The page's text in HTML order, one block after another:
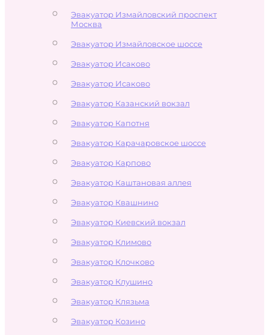
Эвакуатор Измайловский проспект
Москва
Эвакуатор Измайловское шоссе
Эвакуатор Исаково
Эвакуатор Исаково
Эвакуатор Казанский вокзал
Эвакуатор Капотня
Эвакуатор Карачаровское шоссе
Эвакуатор Карпово
Эвакуатор Каштановая аллея
Эвакуатор Квашнино
Эвакуатор Киевский вокзал
Эвакуатор Климово
Эвакуатор Клочково
Эвакуатор Клушино
Эвакуатор Клязьма
Эвакуатор Козино